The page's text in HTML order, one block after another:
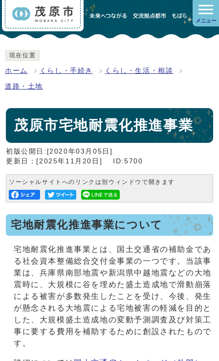
メニュー
現在位置
ホーム くらし・手続き くらし・生活・相談
道路・土地
茂原市宅地耐震化推進事業
初版公開日:[2020年03月05日]
更新日：[2025年11月20日]
ID:5700
ソーシャルサイトへのリンクは別ウィンドウで開きます
宅地耐震化推進事業について
宅地耐震化推進事業とは、国土交通省の補助金であ
る社会資本整備総合交付金事業の一つです。当該事
業は、兵庫県南部地震や新潟県中越地震などの大地
震時に、大規模に谷を埋めた盛土造成地で滑動崩落
による被害が多数発生したことを受け、今後、発生
が懸念される大地震による宅地被害の軽減を目的と
した、大規模盛土造成地の変動予測調査及び対策工
事に要する費用を補助するために創設されたもので
す。